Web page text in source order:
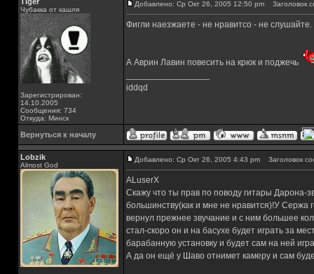
Чубакка от кашля
Зарегистрирован:
14.10.2005
Сообщения: 734
Откуда: Минск
Добавлено: Ср Окт 26, 2005 12:50 pm Заголовок
Фигли наезжаете - не нравитсо - не
А Аврин Лавин повесить на крюк и поджечь
iddqd
Вернуться к началу
Lobzik
Almost God
Добавлено: Ср Окт 26, 2005 4:43 pm Заголовок
ALuserX
Скажу что ты прав по поводу гитары Дарона-
большинству(как и мне не нравится)!У Сержа
вернул прежнее звучание и с ним большее
стал-скоро он и на басухе будет играть за
барабанную установку и будет сам на ней
А да он ещё у Шаво отнимет камеру и сам